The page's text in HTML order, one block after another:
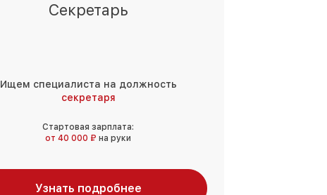
Секретарь
Ищем специалиста на должность
секретаря
Стартовая зарплата:
от 40 000 ₽ на руки
Узнать подробнее